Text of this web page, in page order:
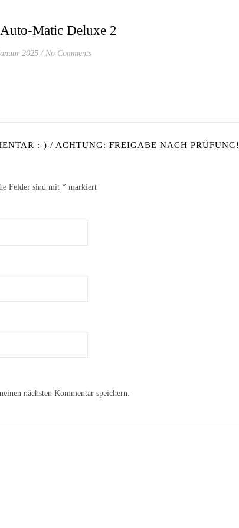
Matic Deluxe 2
2025 / No Comments
:-) / ACHTUNG: FREIGABE NACH PRÜFUNG!
Felder sind mit * markiert
nächsten Kommentar speichern.